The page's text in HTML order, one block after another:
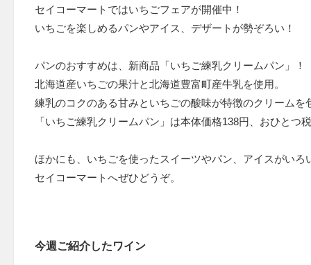
セイコーマートではいちごフェアが開催中！
いちごを楽しめるパンやアイス、デザートが勢ぞろい！
パンのおすすめは、新商品「いちご練乳クリームパン」！
北海道産いちごの果汁と北海道豊富町産牛乳を使用。
練乳のコクのある甘みといちごの酸味が特徴のクリームを
「いちご練乳クリームパン」は本体価格138円、おひとつ
ほかにも、いちごを使ったスイーツやパン、アイスがいろ
セイコーマートへぜひどうぞ。
今週ご紹介したワイン